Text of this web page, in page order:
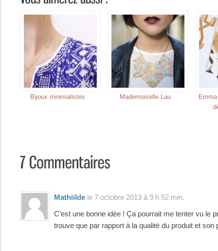
Bijoux minimalistes Mademoiselle Lau
Mathiilde le 7 octobre 2013 à 9 h 52 min.
C’est une bonne idée ! Ça pourrait me tenter vu le
trouve que par rapport à la qualité du produit et son